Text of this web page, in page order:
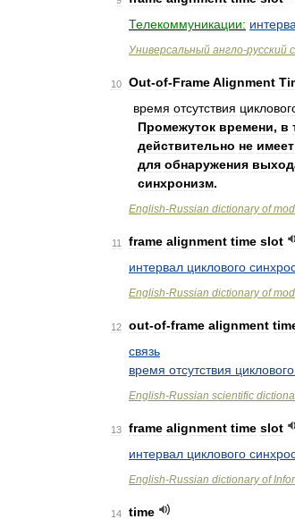
Телекоммуникации:
Универсальный англо-русский
10 Out-of-FrameAlignment
время отсутствия
Промежуток времени, в
действительно не имеет
для обнаружения
синхронизм.
English-Russian dictionary of
11 frame alignment time slot
интервал циклового
English-Russian dictionary of
12 out-of-frame alignment
связь
время отсутствия циклового
English-Russian scientific
13 frame alignment time slot
интервал циклового
English-Russian dictionary of
14
time